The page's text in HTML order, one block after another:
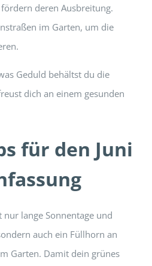
deren Ausbreitung.
im Garten, um die
Geduld behältst du die
dich an einem gesunden
für den Juni
lange Sonnentage und
auch ein Füllhorn an
Garten. Damit dein grünes